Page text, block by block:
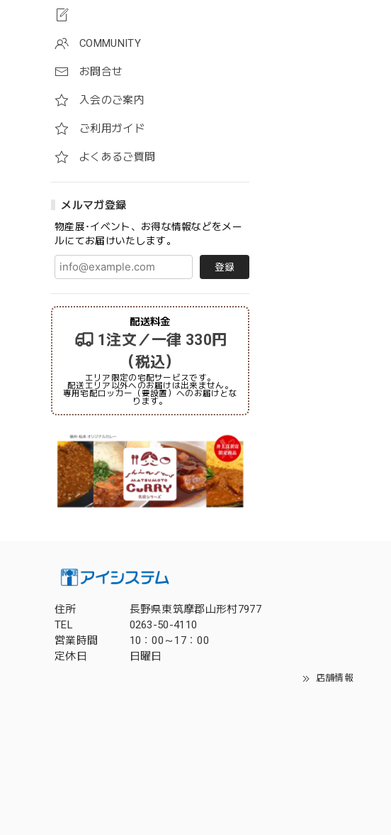
COMMUNITY
お問合せ
入会のご案内
ご利用ガイド
よくあるご質問
メルマガ登録
物産展･イベント、お得な情報などをメー
ルにてお届けいたします。
登録
配送料金
1注文／一律 330円
（税込）
エリア限定の宅配サービスです。
配送エリア以外へのお届けは出来ません。
専用宅配ロッカー（要設置）へのお届けとな
ります。
住所
長野県東筑摩郡山形村7977
TEL
0263-50-4110
営業時間
10：00～17：00
定休日
日曜日
店舗情報